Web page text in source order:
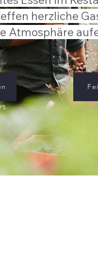
herzliche
Atmosphäre